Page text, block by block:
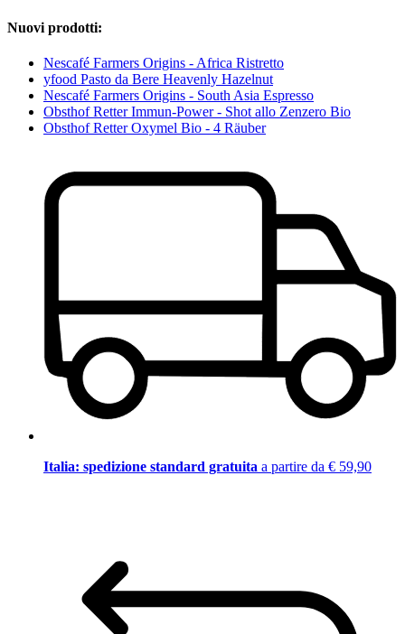
Nuovi prodotti:
Nescafé Farmers Origins - Africa Ristretto
yfood Pasto da Bere Heavenly Hazelnut
Nescafé Farmers Origins - South Asia Espresso
Obsthof Retter Immun-Power - Shot allo Zenzero Bio
Obsthof Retter Oxymel Bio - 4 Räuber
Italia: spedizione standard gratuita a partire da € 59,90